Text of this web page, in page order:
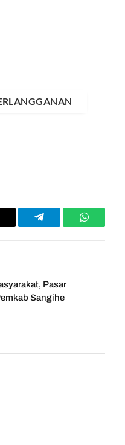
Telegram WhatsApp
Pasar
Sangihe